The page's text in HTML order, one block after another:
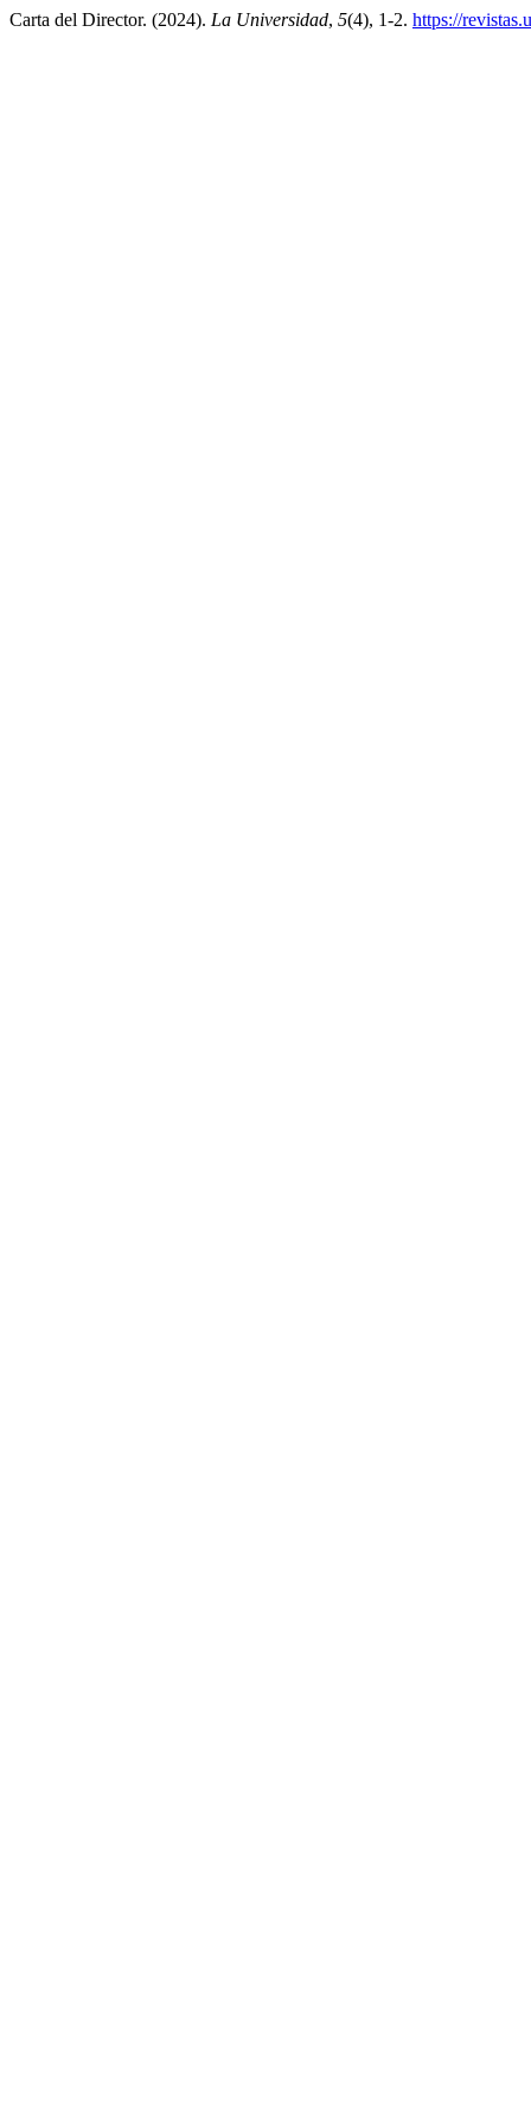
Carta del Director. (2024). La Universidad, 5(4), 1-2. https://